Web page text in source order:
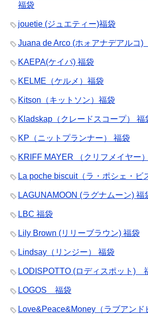
福袋
jouetie (ジュエティー)福袋
Juana de Arco (ホォアナデアルコ
KAEPA(ケイパ) 福袋
KELME（ケルメ）福袋
Kitson（キットソン）福袋
Kladskap（クレードスコープ） 福
KP（ニットプランナー） 福袋
KRIFF MAYER （クリフメイヤー
La poche biscuit（ラ・ポシェ・ビ
LAGUNAMOON (ラグナムーン) 福
LBC 福袋
Lily Brown (リリーブラウン) 福袋
Lindsay（リンジー） 福袋
LODISPOTTO (ロディスポット)
LOGOS 福袋
Love&Peace&Money（ラブアンド